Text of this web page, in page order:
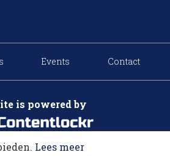
Events Contact
is powered by
Lees meer